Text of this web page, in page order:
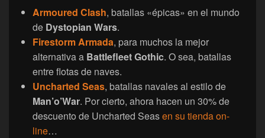
Armoured Clash, batallas «épicas» en el mundo
de Dystopian Wars.
Firestorm Armada, para muchos la mejor
alternativa a Battlefleet Gothic. O sea, batallas
entre flotas de naves.
Uncharted Seas, batallas navales al estilo de
Man’o’War. Por cierto, ahora hacen un 30% de
descuento de Uncharted Seasen su tienda on-
line…